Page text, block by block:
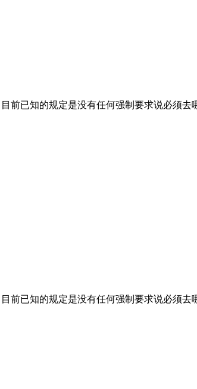
前已知的规定是没有任何强制要求说必须
前已知的规定是没有任何强制要求说必须